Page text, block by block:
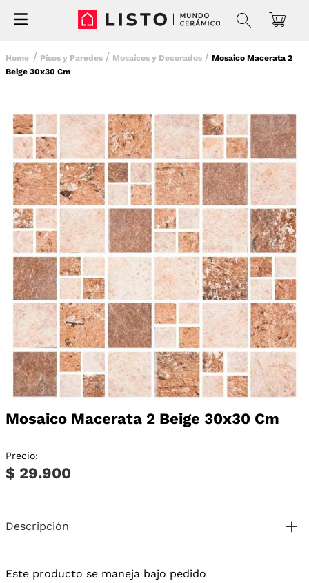
Pisos y Paredes Mosaicos y Decorados
Mosaico Macerata 2
Beige 30x30 Cm
Mosaico Macerata 2 Beige 30x30 Cm
Precio:
$ 29.900
Descripción
Este producto se maneja bajo pedido